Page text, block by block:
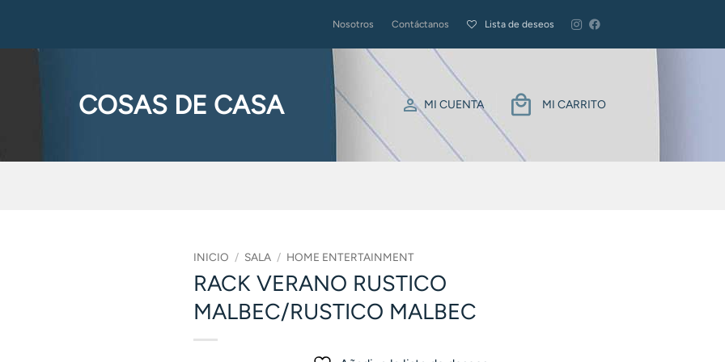
Nosotros Contáctanos Lista de deseos
COSAS DE CASA MI CUENTA MI CARRITO
INICIO / SALA / HOME ENTERTAINMENT
RACK VERANO RUSTICO
MALBEC/RUSTICO MALBEC